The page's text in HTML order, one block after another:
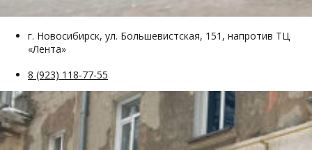
г. Новосибирск, ул. Большевистская, 151, напротив ТЦ
«Лента»
8 (923) 118-77-55